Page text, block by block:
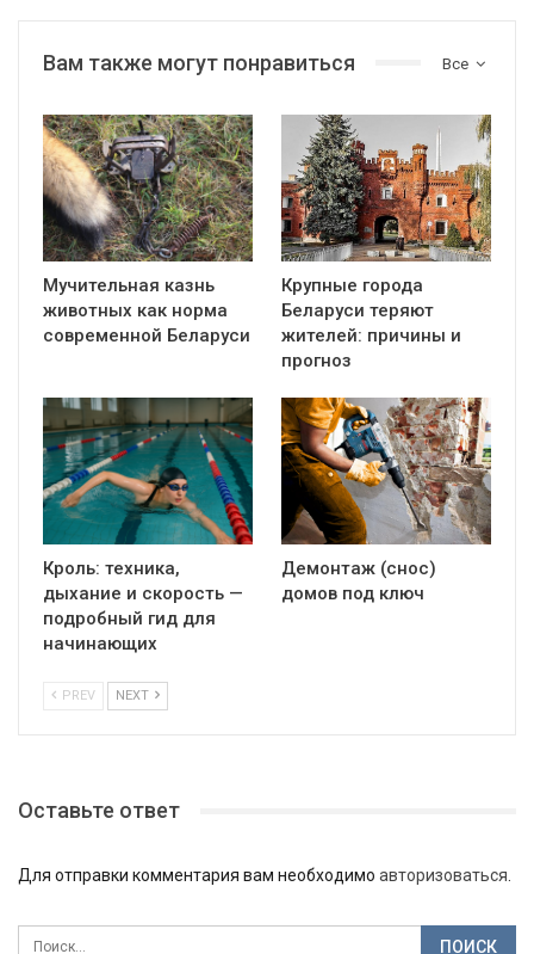
Все
Вам также могут понравиться
Мучительная казнь
животных как норма
современной Беларуси
Крупные города
Беларуси теряют
жителей: причины и
прогноз
Кроль: техника,
дыхание и скорость —
подробный гид для
начинающих
Демонтаж (снос)
домов под ключ
PREV NEXT
Оставьте ответ
Для отправки комментария вам необходимо авторизоваться